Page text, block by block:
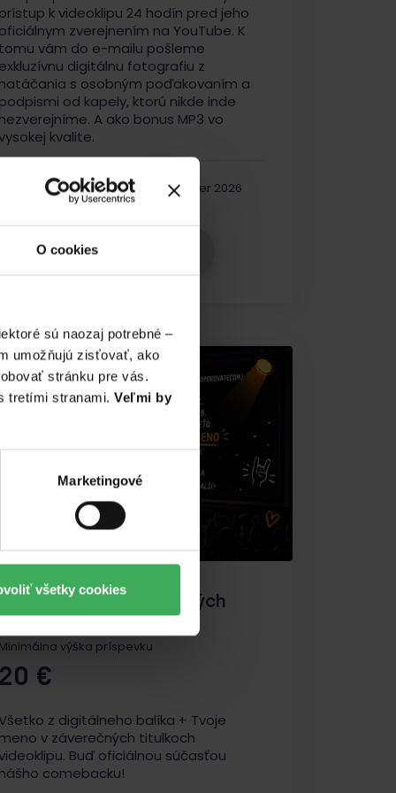
O cookies
sú naozaj potrebné –
umožňujú zisťovať, ako
stránku pre vás.
tretími stranami. Veľmi by
Marketingové
všetky cookies
prístup k videoklipu 24 hodín pred jeho
oficiálnym zverejnením na YouTube. K
tomu vám do e-mailu pošleme
exkluzívnu digitálnu fotografiu z
natáčania s osobným poďakovaním a
podpismi od kapely, ktorú nikde inde
nezverejníme. A ako bonus MP3 vo
kvalite.
Doručenie:august - september 2026
Vybrať odmenu
meno v záverečných
Minimálna výška príspevku
20 €
z digitálneho balíka + Tvoje
meno v záverečných titulkoch
Buď oficiálnou súčasťou
nášho comebacku!